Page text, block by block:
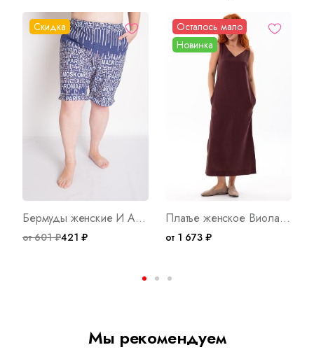
Скидка
Бермуды женские И Арт. 8021
от 601 ₽421 ₽
Осталось мало
Новинка
Платье женское Виола ТШ Арт. 10719
от 1 673 ₽
Мы рекомендуем